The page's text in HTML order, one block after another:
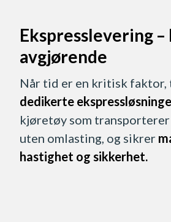
Ekspresslevering
avgjørende
Når tid er en kritisk faktor,
dedikerte
kjøretøy som
uten omlasting, og sikrer
hastighet og sikkerhet.